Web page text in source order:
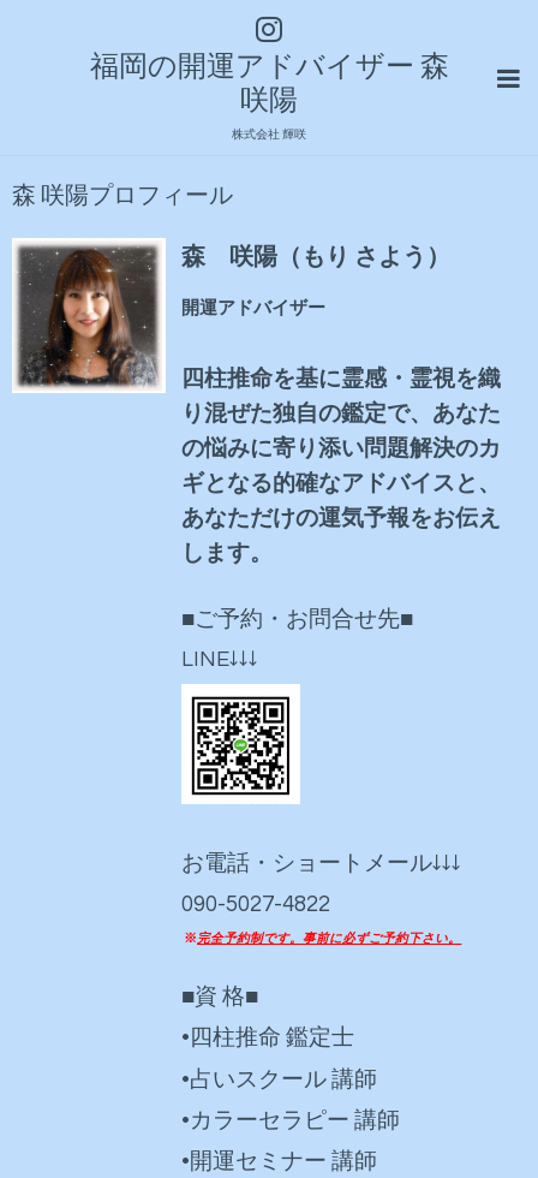
福岡の開運アドバイザー 森
咲陽
株式会社 輝咲
森 咲陽プロフィール
森 咲陽（もり さよう）
開運アドバイザー
四柱推命を基に霊感・霊視を織
り混ぜた独自の鑑定で、 あなた
の悩みに寄り添い問題解決のカ
ギとなる的確なアドバイスと、
あなただけの運気予報をお伝え
します。
■ご予約・お問合せ先■
LINE↓↓↓
お電話・ショートメール↓↓↓
090-5027-4822
※完全予約制です。事前に必ずご予約下さい。
■資 格■
•四柱推命 鑑定士
•占いスクール 講師
•カラーセラピー 講師
•開運セミナー 講師